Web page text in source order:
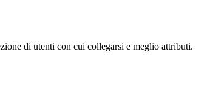
di utenti con cui collegarsi e meglio attributi.